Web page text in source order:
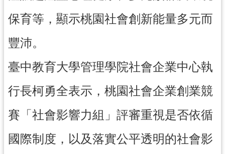
政
網
資
開
宣
保育等，顯示桃園社會創新能量多元而
豐沛。
臺中教育大學管理學院社會企業中心執
行長柯勇全表示，桃園社會企業創業競
賽「社會影響力組」評審重視是否依循
國際制度，以及落實公平透明的社會影